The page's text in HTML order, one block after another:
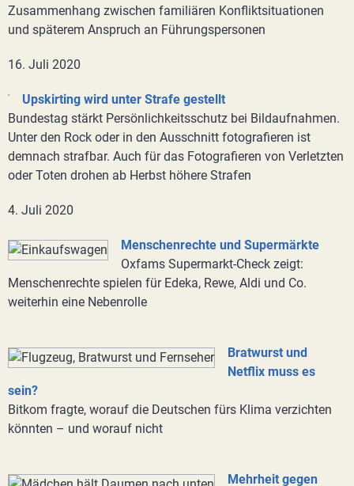
Zusammenhang zwischen familiären Konfliktsituationen
und späterem Anspruch an Führungspersonen
16. Juli 2020
Upskirting wird unter Strafe gestellt
Bundestag stärkt Persönlichkeitsschutz bei Bildaufnahmen.
Unter den Rock oder in den Ausschnitt fotografieren ist
demnach strafbar. Auch für das Fotografieren von Verletzten
oder Toten drohen ab Herbst höhere Strafen
4. Juli 2020
Menschenrechte und Supermärkte
Oxfams Supermarkt-Check zeigt:
Menschenrechte spielen für Edeka, Rewe, Aldi und Co.
weiterhin eine Nebenrolle
Bratwurst und
Netflix muss es
sein?
Bitkom fragte, worauf die Deutschen fürs Klima verzichten
könnten – und worauf nicht
Mehrheit gegen